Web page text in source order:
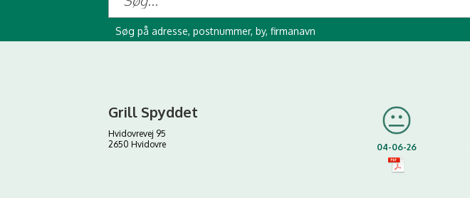
Søg på adresse, postnummer, by, firmanavn
Grill Spyddet
Hvidovrevej 95
2650 Hvidovre
04-06-26